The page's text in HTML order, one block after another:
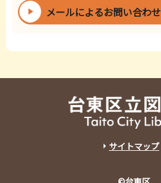
メールによるお問い合わせ
サイトマップ